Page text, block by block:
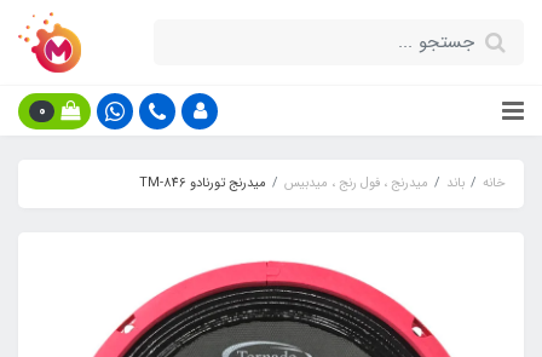
0
خانه باند میدرنج ، فول رنج ، میدبیس میدرنج تورنادو TM-846